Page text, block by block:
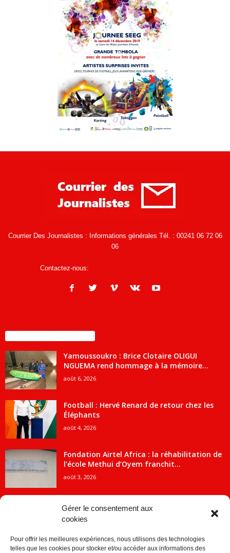
Gérer le consentement aux
cookies
Pour offrir les meilleures expériences, nous utilisons des technologies
telles que les cookies pour stocker et/ou accéder aux informations des
Courrier Des Journalistes : Informations générales Tél. : 00241 06 72 06
06
Contactez-nous:
Yamoussoukro : Brice Clotaire OLIGUI
NGUEMA rend hommage à la mémoire...
août 6, 2026
Football : Hervé Renard de retour chez les
Éléphants
août 4, 2026
Fondation Airtel Africa : la réhabilitation de
l’école Methui d’Oyem franchit...
août 3, 2026
ACTUALITES